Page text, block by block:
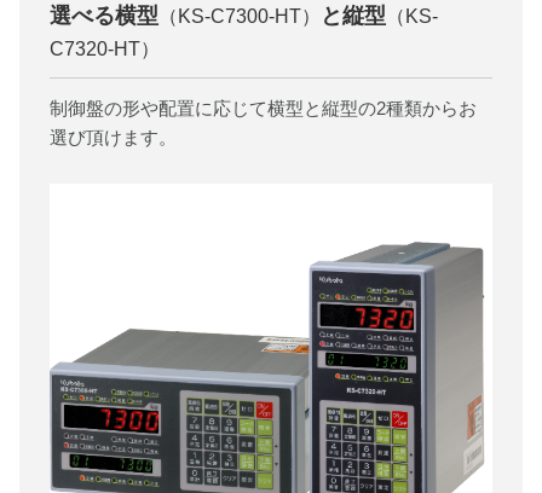
選べる横型 （KS-C7300-HT） と縦型 （KS-
C7320-HT）
制御盤の形や配置に応じて横型と縦型の2種類からお
選び頂けます。